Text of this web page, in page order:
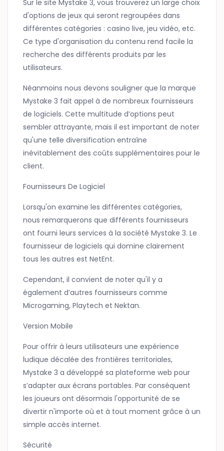
Sur le site Mystake 3, vous trouverez un large choix
d'options de jeux qui seront regroupées dans
différentes catégories : casino live, jeu vidéo, etc.
Ce type d'organisation du contenu rend facile la
recherche des différents produits par les
utilisateurs.
Néanmoins nous devons souligner que la marque
Mystake 3 fait appel à de nombreux fournisseurs
de logiciels. Cette multitude d’options peut
sembler attrayante, mais il est important de noter
qu'une telle diversification entraîne
inévitablement des coûts supplémentaires pour le
client.
Fournisseurs De Logiciel
Lorsqu'on examine les différentes catégories,
nous remarquerons que différents fournisseurs
ont fourni leurs services à la société Mystake 3. Le
fournisseur de logiciels qui domine clairement
tous les autres est NetEnt.
Cependant, il convient de noter qu'il y a
également d’autres fournisseurs comme
Microgaming, Playtech et Nektan.
Version Mobile
Pour offrir à leurs utilisateurs une expérience
ludique décalée des frontières territoriales,
Mystake 3 a développé sa plateforme web pour
s’adapter aux écrans portables. Par conséquent
les joueurs ont désormais l'opportunité de se
divertir n'importe où et à tout moment grâce à un
simple accès internet.
Sécurité